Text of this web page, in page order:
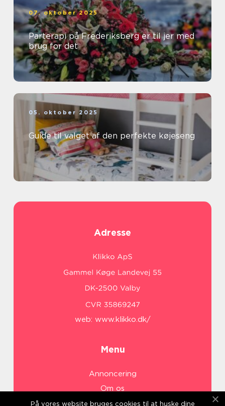
07. oktober 2025
Parterapi på Frederiksberg er til jer med
brug for det
05. oktober 2025
Guide til valget af den perfekte køjeseng
Adresse
web: www.klikko.dk/
Menu
Annoncering
Om os
Cookies
På vores website bruges cookies til at huske dine